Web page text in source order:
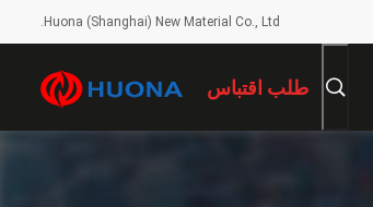
Huona (Shanghai) New Material Co., Ltd.
طلب اقتباس